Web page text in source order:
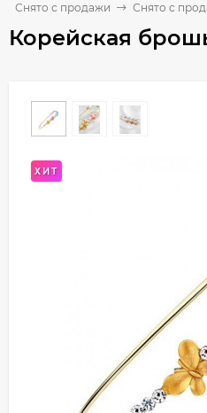
Снято с продажи Снято с
Корейская
ХИТ